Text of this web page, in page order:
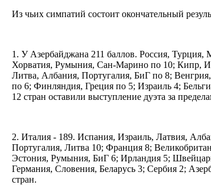
Из чьих симпатий состоит окончательный
1. У Азербайджана 211 баллов. Россия,
Хорватия, Румыния, Сан-Марино по 10; Кипр,
Литва, Албания, Португалия, БиГ по 8;
по 6; Финляндия, Греция по 5; Израиль 4;
12 стран оставили выступление дуэта за
2. Италия - 189. Испания, Израиль, Латвия,
Португалия, Литва 10; Франция 8;
Эстония, Румыния, БиГ 6; Ирландия 5;
Германия, Словения, Беларусь 3; Сербия 2;
стран.